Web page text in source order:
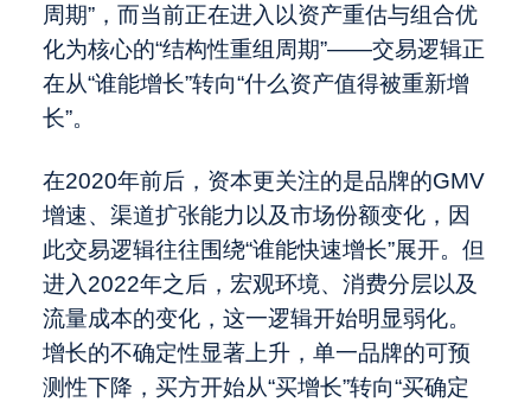
周期”，而当前正在进入以资产重估与组合优
化为核心的“结构性重组周期”——交易逻辑正
在从“谁能增长”转向“什么资产值得被重新增
长”。
在2020年前后，资本更关注的是品牌的GMV
增速、渠道扩张能力以及市场份额变化，因
此交易逻辑往往围绕“谁能快速增长”展开。但
进入2022年之后，宏观环境、消费分层以及
流量成本的变化，这一逻辑开始明显弱化。
增长的不确定性显著上升，单一品牌的可预
测性下降，买方开始从“买增长”转向“买确定